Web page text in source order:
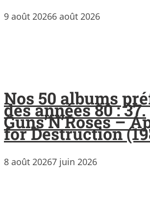
9 août 20266 août 2026
Nos 50 albums
des années 80 : 37.
Guns’N’Roses –
for Destruction
8 août 20267 juin 2026